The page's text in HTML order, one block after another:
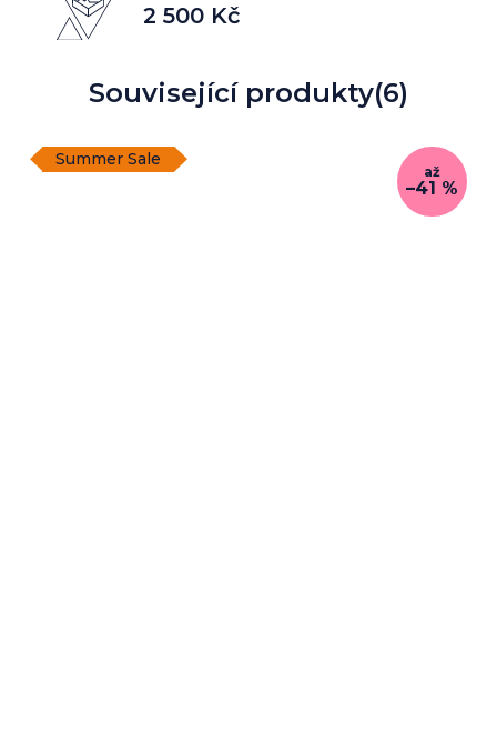
2 500 Kč
Související produkty(6)
Summer Sale
až
–41 %